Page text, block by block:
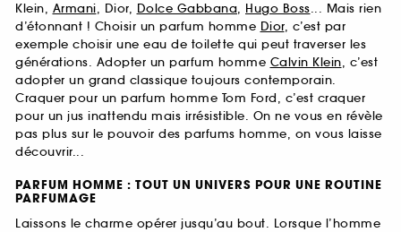
Klein, Armani, Dior, Dolce Gabbana, Hugo Boss... Mais rien
d’étonnant ! Choisir un parfum homme Dior, c’est par
exemple choisir une eau de toilette qui peut traverser les
générations. Adopter un parfum homme Calvin Klein, c’est
adopter un grand classique toujours contemporain.
Craquer pour un parfum homme Tom Ford, c’est craquer
pour un jus inattendu mais irrésistible. On ne vous en révèle
pas plus sur le pouvoir des parfums homme, on vous laisse
découvrir...
PARFUM HOMME : TOUT UN UNIVERS POUR UNE ROUTINE
PARFUMAGE
Laissons le charme opérer jusqu’au bout. Lorsque l’homme